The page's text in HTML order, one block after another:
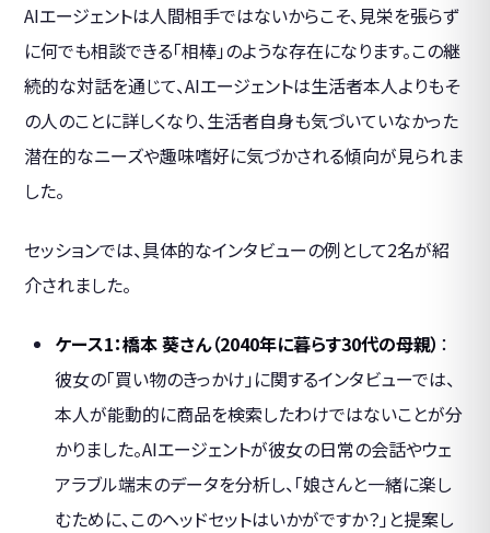
AIエージェントは人間相手ではないからこそ、見栄を張らず
に何でも相談できる「相棒」のような存在になります。この継
続的な対話を通じて、AIエージェントは生活者本人よりもそ
の人のことに詳しくなり、生活者自身も気づいていなかった
潜在的なニーズや趣味嗜好に気づかされる傾向が見られま
した。
セッションでは、具体的なインタビューの例として2名が紹
介されました。
ケース1：橋本 葵さん（2040年に暮らす30代の母親） ：
彼女の「買い物のきっかけ」に関するインタビューでは、
本人が能動的に商品を検索したわけではないことが分
かりました。AIエージェントが彼女の日常の会話やウェ
アラブル端末のデータを分析し、「娘さんと一緒に楽し
むために、このヘッドセットはいかがですか？」と提案し